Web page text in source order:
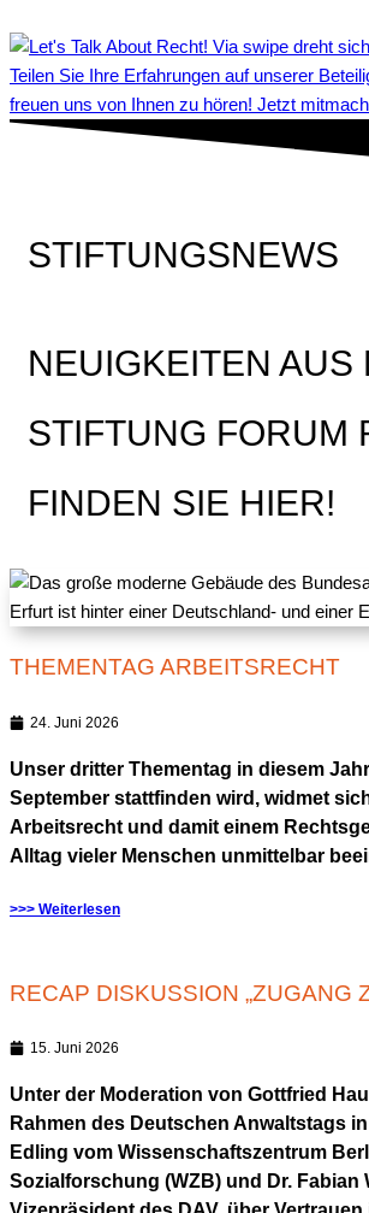
Teilen Sie Ihre Erfahrungen auf unserer
freuen uns von Ihnen zu hören! Jetzt
STIFTUNGSNEWS
NEUIGKEITEN AUS
STIFTUNG FORUM
FINDEN SIE HIER!
THEMENTAG ARBEITSRECHT
24. Juni 2026
Unser dritter Thementag in diesem
September stattfinden wird, widmet
Arbeitsrecht und damit einem
Alltag vieler Menschen unmittelbar
>>> Weiterlesen
RECAP DISKUSSION „ZUGANG
15. Juni 2026
Unter der Moderation von Gottfried
Rahmen des Deutschen Anwaltstags
Edling vom Wissenschaftszentrum
Sozialforschung (WZB) und Dr. Fabian